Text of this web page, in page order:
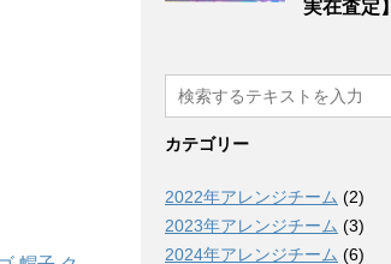
実在査定】
カテゴリー
2022年アレンジチーム (2)
2023年アレンジチーム (3)
2024年アレンジチーム (6)